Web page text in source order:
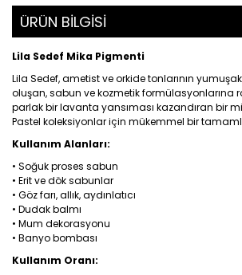
ÜRÜN BİLGİSİ
Lila Sedef Mika Pigmenti
Lila Sedef, ametist ve orkide tonlarının yumuşak
oluşan, sabun ve kozmetik formülasyonlarına
parlak bir lavanta yansıması kazandıran bir
Pastel koleksiyonlar için mükemmel bir
Kullanım Alanları:
• Soğuk proses sabun
• Erit ve dök sabunlar
• Göz farı, allık, aydınlatıcı
• Dudak balmı
• Mum dekorasyonu
• Banyo bombası
Kullanım Oranı: